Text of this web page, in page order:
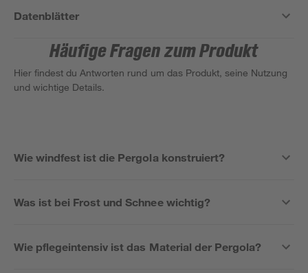
Datenblätter
Häufige Fragen zum Produkt
Hier findest du Antworten rund um das Produkt, seine Nutzung
und wichtige Details.
Wie windfest ist die Pergola konstruiert?
Was ist bei Frost und Schnee wichtig?
Wie pflegeintensiv ist das Material der Pergola?